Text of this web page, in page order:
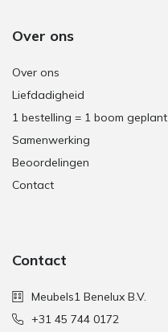
Over ons
Over ons
Liefdadigheid
1 bestelling = 1 boom geplant
Samenwerking
Beoordelingen
Contact
Contact
Meubels1 Benelux B.V.
+31 45 744 0172